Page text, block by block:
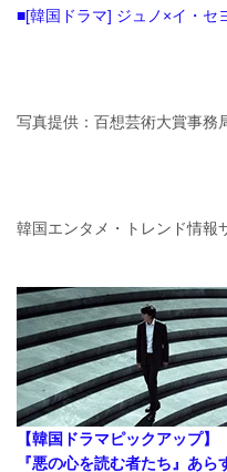
■[韓国ドラマ] ジュノ×イ・セ
写真提供：百想芸術大賞事務
韓国エンタメ・トレンド情報
【韓国ドラマピックアップ】
『悪の心を読む者たち』あ